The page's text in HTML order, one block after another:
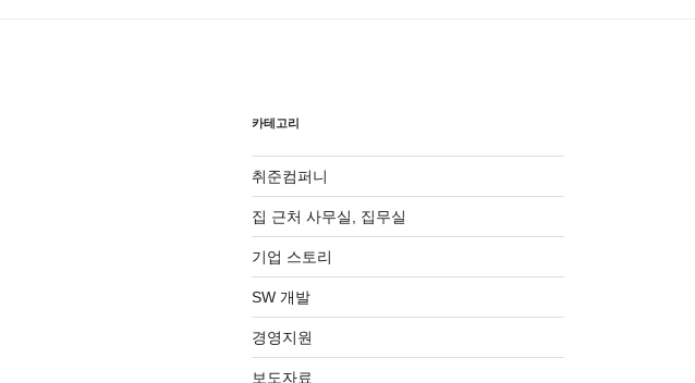
카테고리
취준컴퍼니
집 근처 사무실, 집무실
기업 스토리
SW 개발
경영지원
보도자료